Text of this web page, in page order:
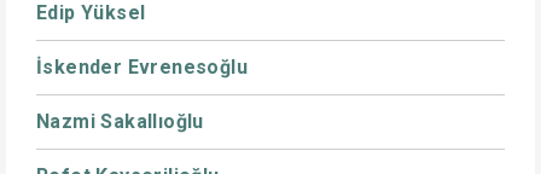
Edip Yüksel
İskender Evrenesoğlu
Nazmi Sakallıoğlu